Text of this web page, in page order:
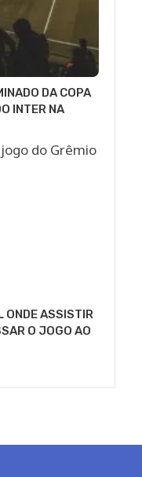
DA COPA
INTER NA
ONDE ASSISTIR
O JOGO AO